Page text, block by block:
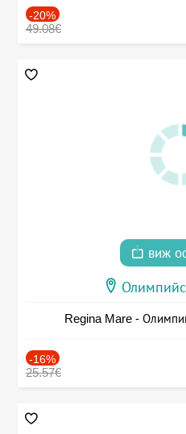
-20%
49.08€
виж
Regina Mare -
-16%
25.57€